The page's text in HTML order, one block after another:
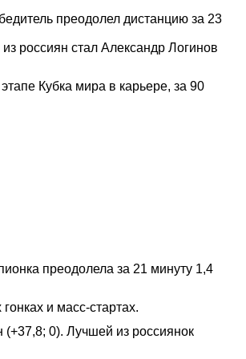
преодолел дистанцию за 23
россиян стал Александр Логинов
Кубка мира в карьере, за 90
преодолела за 21 минуту 1,4
и масс-стартах.
(+37,8; 0). Лучшей из россиянок